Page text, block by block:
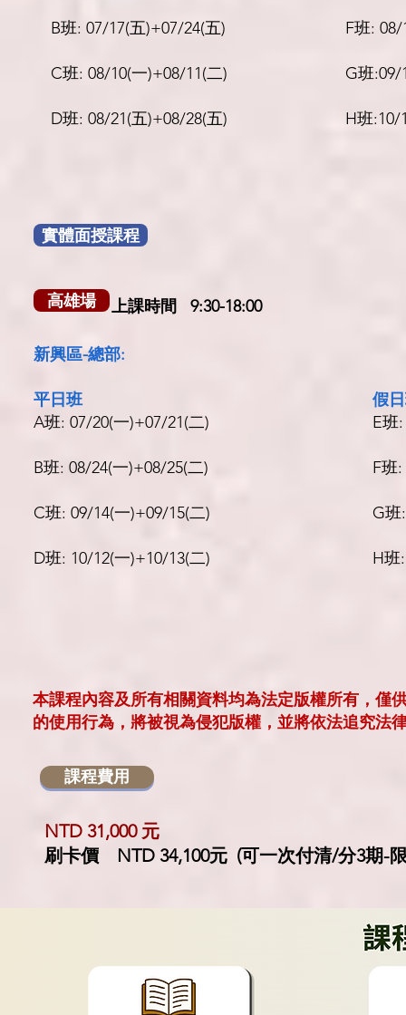
B班: 07/17(五)+07/24(五)
C班: 08/10(一)+08/11(二)
D班: 08/21(五)+08/28(五)
F班:
G班:09/
H班:10/
實體面授課程
高雄場 上課時間 9:30-18:00
新興區-總部:
平日班
A班: 07/20(一)+07/21(二)
B班: 08/24(一)+08/25(二)
C班: 09/14(一)+09/15(二)
D班: 10/12(一)+10/13(二)
假
E班
F班
G班
H班
本課程內容及所有相關資料均為法定版權所有，僅
的使用行為，將被視為侵犯版權，並將依法追究法
課程費用
NTD 31,000 元
刷卡價 NTD 34,100元 (可一次付清/分3期-